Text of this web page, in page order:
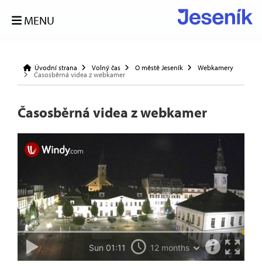
MENU
Úvodní strana Volný čas O městě Jeseník
Webkamery
Časosběrná videa z webkamer
Časosběrná videa z webkamer